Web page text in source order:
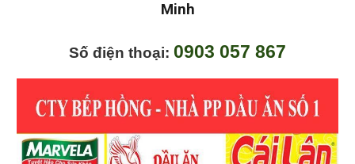
Minh
Số điện thoại: 0903 057 867